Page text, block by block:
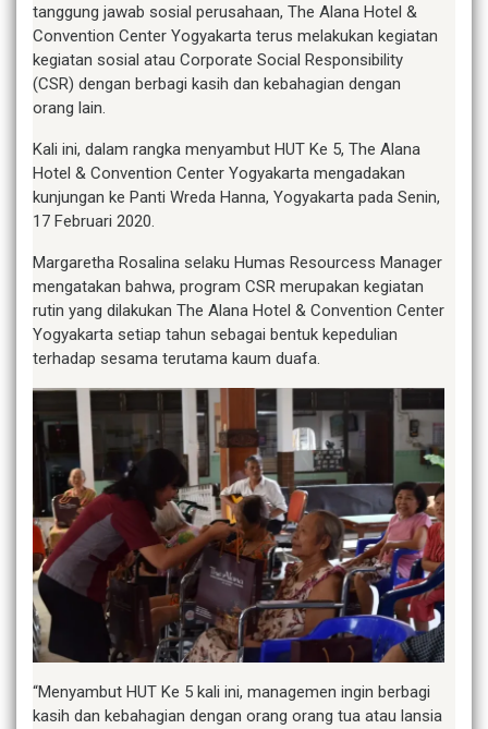
tanggung jawab sosial perusahaan, The Alana Hotel &
Convention Center Yogyakarta terus melakukan kegiatan
kegiatan sosial atau Corporate Social Responsibility
(CSR) dengan berbagi kasih dan kebahagian dengan
orang lain.
Kali ini, dalam rangka menyambut HUT Ke 5, The Alana
Hotel & Convention Center Yogyakarta mengadakan
kunjungan ke Panti Wreda Hanna, Yogyakarta pada Senin,
17 Februari 2020.
Margaretha Rosalina selaku Humas Resourcess Manager
mengatakan bahwa, program CSR merupakan kegiatan
rutin yang dilakukan The Alana Hotel & Convention Center
Yogyakarta setiap tahun sebagai bentuk kepedulian
terhadap sesama terutama kaum duafa.
“Menyambut HUT Ke 5 kali ini, managemen ingin berbagi
kasih dan kebahagian dengan orang orang tua atau lansia